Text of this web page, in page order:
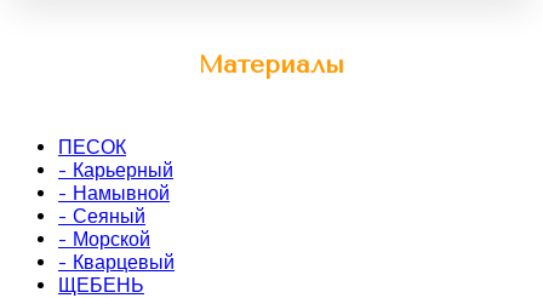
Материалы
ПЕСОК
- Карьерный
- Намывной
- Сеяный
- Морской
- Кварцевый
ЩЕБЕНЬ